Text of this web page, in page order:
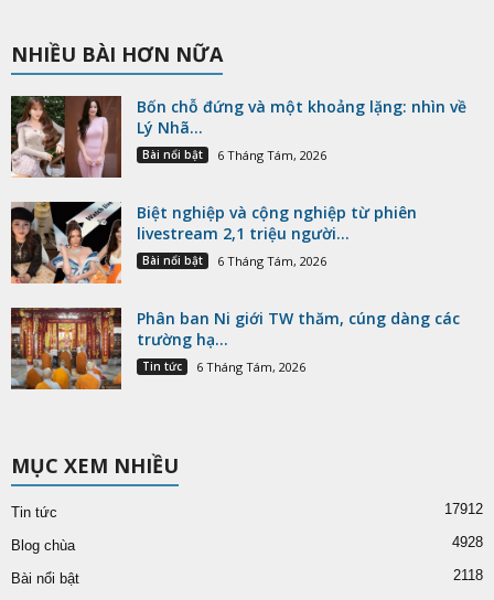
NHIỀU BÀI HƠN NỮA
Bốn chỗ đứng và một khoảng lặng: nhìn về
Lý Nhã...
Bài nổi bật 6 Tháng Tám, 2026
Biệt nghiệp và cộng nghiệp từ phiên
livestream 2,1 triệu người...
Bài nổi bật 6 Tháng Tám, 2026
Phân ban Ni giới TW thăm, cúng dàng các
trường hạ...
Tin tức 6 Tháng Tám, 2026
MỤC XEM NHIỀU
Tin tức 17912
Blog chùa 4928
Bài nổi bật
2118